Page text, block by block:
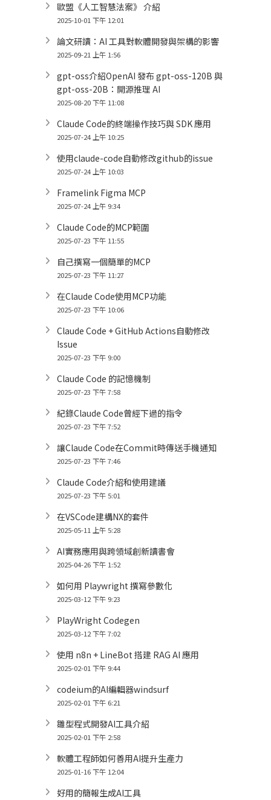
歐盟《人工智慧法案》 介紹
2025-10-01 下午 12:01
論文研讀：AI 工具對軟體開發與架構的影響
2025-09-21 上午 1:56
gpt-oss介紹OpenAI 發布 gpt-oss-120B 與
gpt-oss-20B：開源推理 AI
2025-08-20 下午 11:08
Claude Code的終端操作技巧與 SDK 應用
2025-07-24 上午 10:25
使用claude-code自動修改github的issue
2025-07-24 上午 10:03
Framelink Figma MCP
2025-07-24 上午 9:34
Claude Code的MCP範圍
2025-07-23 下午 11:55
自己撰寫一個簡單的MCP
2025-07-23 下午 11:27
在Claude Code使用MCP功能
2025-07-23 下午 10:06
Claude Code + GitHub Actions自動修改
Issue
2025-07-23 下午 9:00
Claude Code 的記憶機制
2025-07-23 下午 7:58
紀錄Claude Code曾經下過的指令
2025-07-23 下午 7:52
讓Claude Code在Commit時傳送手機通知
2025-07-23 下午 7:46
Claude Code介紹和使用建議
2025-07-23 下午 5:01
在VSCode建構NX的套件
2025-05-11 上午 5:28
AI實務應用與跨領域創新讀書會
2025-04-26 下午 1:52
如何用 Playwright 撰寫參數化
2025-03-12 下午 9:23
PlayWright Codegen
2025-03-12 下午 7:02
使用 n8n + LineBot 搭建 RAG AI 應用
2025-02-01 下午 9:44
codeium的AI編輯器windsurf
2025-02-01 下午 6:21
雛型程式開發AI工具介紹
2025-02-01 下午 2:58
軟體工程師如何善用AI提升生產力
2025-01-16 下午 12:04
好用的簡報生成AI工具